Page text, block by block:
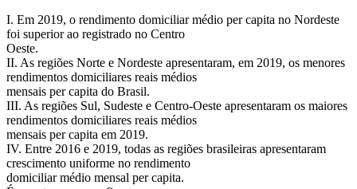
I. Em 2019, o rendimento domiciliar médio per capita no Nordeste
foi superior ao registrado no Centro
Oeste.
II. As regiões Norte e Nordeste apresentaram, em 2019, os menores
rendimentos domiciliares reais médios
mensais per capita do Brasil.
III. As regiões Sul, Sudeste e Centro-Oeste apresentaram os maiores
rendimentos domiciliares reais médios
mensais per capita em 2019.
IV. Entre 2016 e 2019, todas as regiões brasileiras apresentaram
crescimento uniforme no rendimento
domiciliar médio mensal per capita.